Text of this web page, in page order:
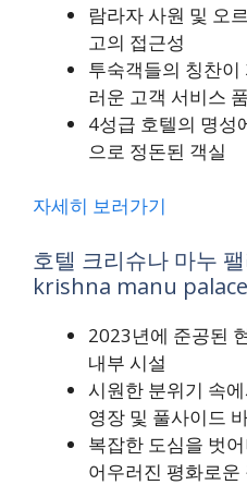
람라자 사원 및 오
고의 접근성
투숙객들의 칭찬
러운 고객 서비스
4성급 호텔의 명성
으로 정돈된 객실
자세히 보러가기
호텔 크리슈나 마누
krishna manu
2023년에 준공된
내부 시설
시원한 분위기 속
영장 및 풀사이드
복잡한 도심을 벗
어우러진 평화로운